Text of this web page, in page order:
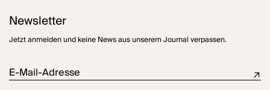
Newsletter
Jetzt anmelden und keine News aus unserem Journal verpassen.
E-Mail-Adresse